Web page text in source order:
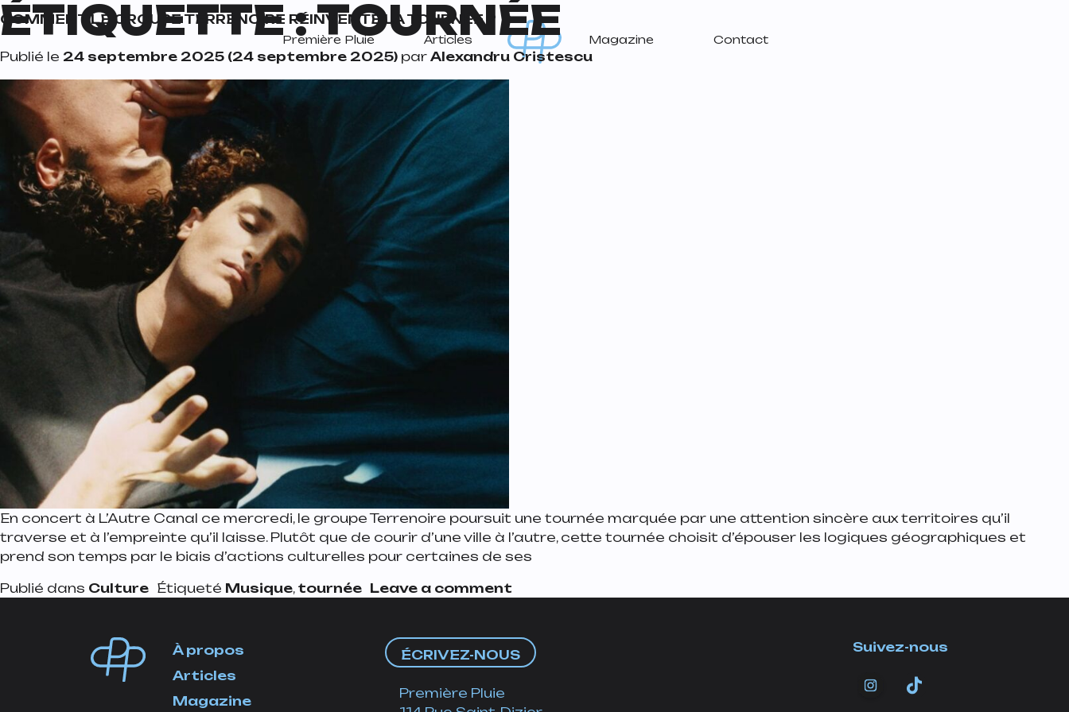
Passer au contenu
Navigation principale
Première Pluie Articles Magazine Contact
ÉTIQUETTE :TOURNÉE
COMMENT LE GROUPE TERRENOIRE RÉINVENTE LA TOURNÉE ?
Publié le 24 septembre 2025 (24 septembre 2025) par Alexandru Cristescu
En concert à L’Autre Canal ce mercredi, le groupe Terrenoire poursuit une tournée marquée par une attention sincère aux territoires qu’il
traverse et à l’empreinte qu’il laisse. Plutôt que de courir d’une ville à l’autre, cette tournée choisit d’épouser les logiques géographiques et
prend son temps par le biais d’actions culturelles pour certaines de ses
Publié dans Culture Étiqueté Musique, tournée Leave a comment
À propos
Articles
Magazine
ÉCRIVEZ-NOUS
Première Pluie
Suivez-nous